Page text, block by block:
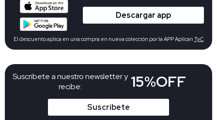
Suscribete a nuestro newsletter y
recibe:
15%OFF
Suscribete
Descargar app
El descuento aplica en una compra en nueva colección por la APP Aplican TyC